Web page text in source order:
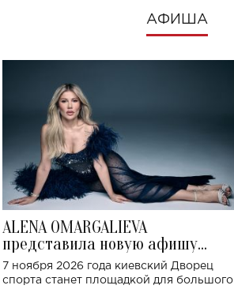
АФИША
ALENA OMARGALIEVA
представила новую афишу
большого концерта во Дворце
спорта
7 ноября 2026 года киевский Дворец
спорта станет площадкой для большого